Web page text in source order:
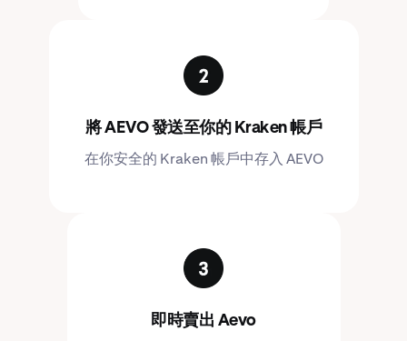
將 AEVO 發送至你的 Kraken 帳戶
在你安全的 Kraken 帳戶中存入 AEVO
即時賣出 Aevo